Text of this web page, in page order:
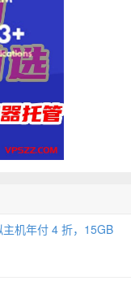
机年付 4 折，15GB